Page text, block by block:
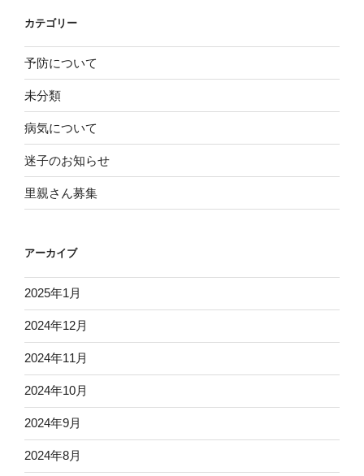
カテゴリー
予防について
未分類
病気について
迷子のお知らせ
里親さん募集
アーカイブ
2025年1月
2024年12月
2024年11月
2024年10月
2024年9月
2024年8月